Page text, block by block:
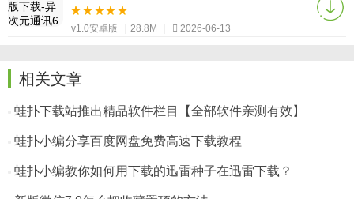
v1.0安卓版 28.8M 2026-06-13
相关文章
蛙扑下载站推出精品软件栏目【全部软件亲测有效】
蛙扑小编分享百度网盘免费高速下载教程
蛙扑小编教你如何用下载的迅雷种子在迅雷下载？